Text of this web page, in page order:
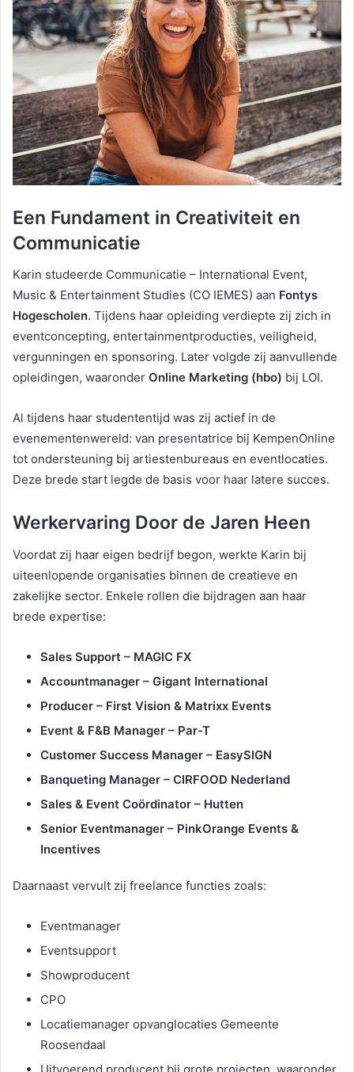
Een Fundament in Creativiteit en
Communicatie
Karin studeerde Communicatie – International Event,
Music & Entertainment Studies (CO IEMES) aan Fontys
Hogescholen. Tijdens haar opleiding verdiepte zij zich in
eventconcepting, entertainmentproducties, veiligheid,
vergunningen en sponsoring. Later volgde zij aanvullende
opleidingen, waaronder Online Marketing (hbo) bij LOI.
Al tijdens haar studententijd was zij actief in de
evenementenwereld: van presentatrice bij KempenOnline
tot ondersteuning bij artiestenbureaus en eventlocaties.
Deze brede start legde de basis voor haar latere succes.
Werkervaring Door de Jaren Heen
Voordat zij haar eigen bedrijf begon, werkte Karin bij
uiteenlopende organisaties binnen de creatieve en
zakelijke sector. Enkele rollen die bijdragen aan haar
brede expertise:
Sales Support – MAGIC FX
Accountmanager – Gigant International
Producer – First Vision & Matrixx Events
Event & F&B Manager – Par-T
Customer Success Manager – EasySIGN
Banqueting Manager – CIRFOOD Nederland
Sales & Event Coördinator – Hutten
Senior Eventmanager – PinkOrange Events &
Incentives
Daarnaast vervult zij freelance functies zoals:
Eventmanager
Eventsupport
Showproducent
CPO
Locatiemanager opvanglocaties Gemeente
Roosendaal